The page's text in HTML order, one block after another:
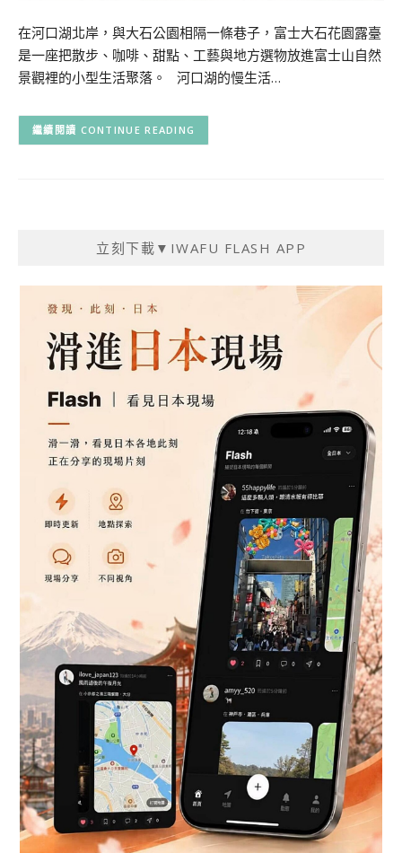
在河口湖北岸，與大石公園相隔一條巷子，富士大石花園露臺
是一座把散步、咖啡、甜點、工藝與地方選物放進富士山自然
景觀裡的小型生活聚落。 河口湖的慢生活…
CONTINUE READING
立刻下載▼IWAFU FLASH APP